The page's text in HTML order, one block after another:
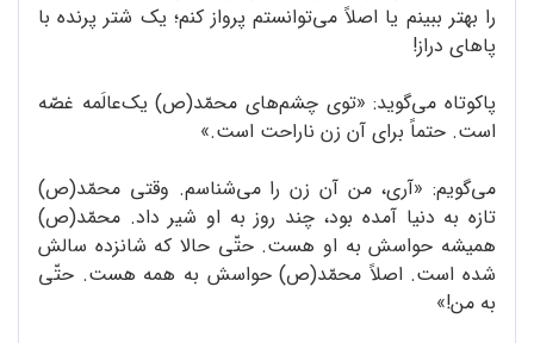
را بهتر ببینم یا اصلاً می‌توانستم پرواز کنم؛ یک شتر پرنده با
پاهای دراز!
پاکوتاه می‌گوید: «توی چشم‌های محمّد(ص) یک‌عالَمه غصّه
است. حتماً برای آن زن ناراحت است.»
می‌گویم: «آری، من آن زن را می‌شناسم. وقتی محمّد(ص)
تازه به دنیا آمده بود، چند روز به او شیر داد. محمّد(ص)
همیشه حواسش به او هست. حتّی حالا که شانزده سالش
شده است. اصلاً محمّد(ص) حواسش به همه هست. حتّی
به من!»